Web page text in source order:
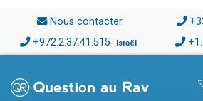
Nous contacter
+972.2.37.41.515 Israël